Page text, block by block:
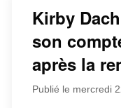
Kirby
son
après la
Publié le mercredi